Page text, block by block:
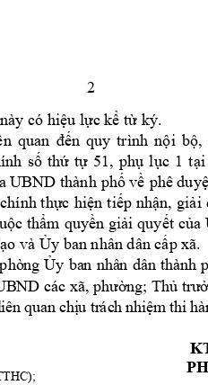
2
này có hiệu lực kể từ ký.
quan đến quy trình nội bộ,
số thứ tự 51, phụ lục 1 tại
UBND thành phố về phê
chính thực hiện tiếp nhận, giải
thẩm quyền giải quyết của
và Ủy ban nhân dân cấp xã.
phòng Ủy ban nhân dân thành
ND các xã phường; Thủ trưở
iên quan chịu trách nhiệm thi hà
HC);